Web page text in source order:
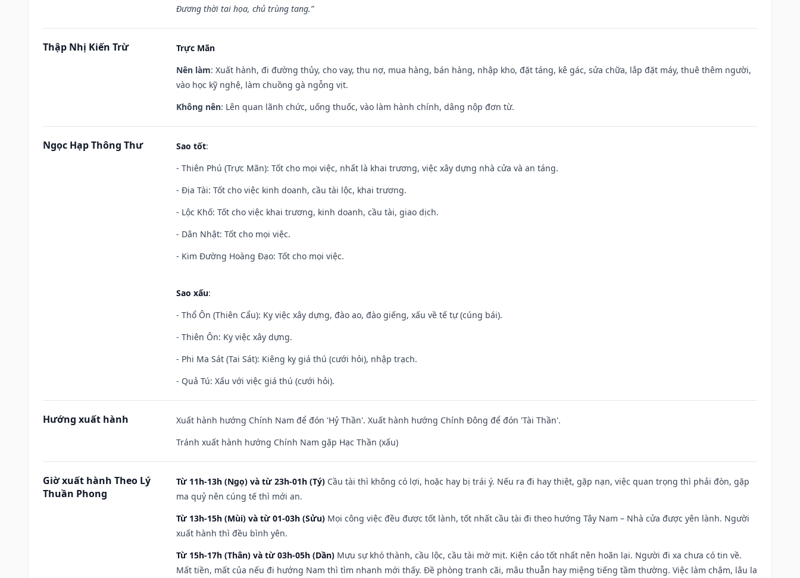
Đương thời tai họa, chủ trùng tang.”
Thập Nhị Kiến Trừ
Trực Mãn
Nên làm: Xuất hành, đi đường thủy, cho vay, thu nợ, mua hàng, bán hàng, nhập kho, đặt táng, kê gác, sửa chữa, lắp đặt máy, thuê thêm người,
vào học kỹ nghệ, làm chuồng gà ngỗng vịt.
Không nên: Lên quan lãnh chức, uống thuốc, vào làm hành chính, dâng nộp đơn từ.
Ngọc Hạp Thông Thư Sao tốt:
- Thiên Phú (Trực Mãn): Tốt cho mọi việc, nhất là khai trương, việc xây dựng nhà cửa và an táng.
- Địa Tài: Tốt cho việc kinh doanh, cầu tài lộc, khai trương.
- Lộc Khố: Tốt cho việc khai trương, kinh doanh, cầu tài, giao dịch.
- Dân Nhật: Tốt cho mọi việc.
- Kim Đường Hoàng Đạo: Tốt cho mọi việc.
Sao xấu:
- Thổ Ôn (Thiên Cẩu): Kỵ việc xây dựng, đào ao, đào giếng, xấu về tế tự (cúng bái).
- Thiên Ôn: Kỵ việc xây dựng.
- Phi Ma Sát (Tai Sát): Kiêng kỵ giá thú (cưới hỏi), nhập trạch.
- Quả Tú: Xấu với việc giá thú (cưới hỏi).
Hướng xuất hành
Xuất hành hướng Chính Nam để đón 'Hỷ Thần'. Xuất hành hướng Chính Đông để đón 'Tài Thần'.
Tránh xuất hành hướng Chính Nam gặp Hạc Thần (xấu)
Giờ xuất hành Theo Lý
Thuần Phong
Từ 11h-13h (Ngọ) và từ 23h-01h (Tý) Cầu tài thì không có lợi, hoặc hay bị trái ý. Nếu ra đi hay thiệt, gặp nạn, việc quan trọng thì phải đòn, gặp
ma quỷ nên cúng tế thì mới an.
Từ 13h-15h (Mùi) và từ 01-03h (Sửu) Mọi công việc đều được tốt lành, tốt nhất cầu tài đi theo hướng Tây Nam – Nhà cửa được yên lành. Người
xuất hành thì đều bình yên.
Từ 15h-17h (Thân) và từ 03h-05h (Dần) Mưu sự khó thành, cầu lộc, cầu tài mờ mịt. Kiện cáo tốt nhất nên hoãn lại. Người đi xa chưa có tin về.
Mất tiền, mất của nếu đi hướng Nam thì tìm nhanh mới thấy. Đề phòng tranh cãi, mâu thuẫn hay miệng tiếng tầm thường. Việc làm chậm, lâu la